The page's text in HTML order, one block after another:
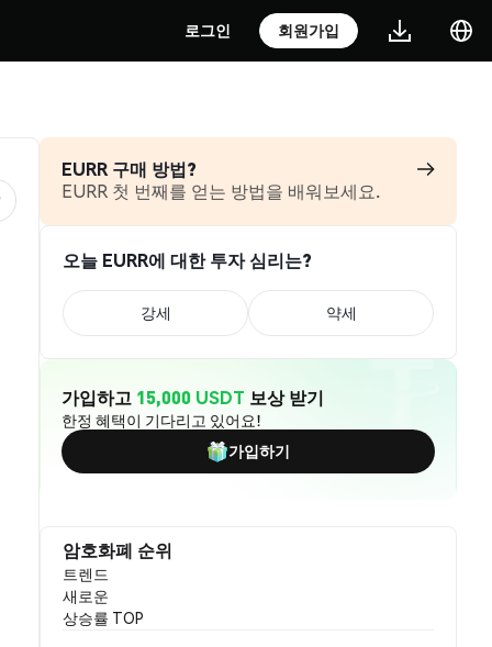
로그인 회원가입
EURR 구매 방법?
EURR 첫 번째를 얻는 방법을 배워보세요.
오늘 EURR에 대한 투자 심리는?
강세 약세
가입하고 15,000 USDT 보상 받기
한정 혜택이 기다리고 있어요!
가입하기
암호화폐 순위
트렌드
새로운
상승률 TOP